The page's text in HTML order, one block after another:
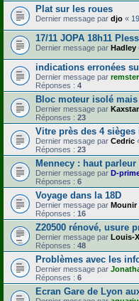
Plat sur les roues
Dernier message par djo «
17/11 JOPA 18h11
Dernier message par Hadley
indications erronées
Dernier message par remster
Réponses : 4
Bloc moteur isolé
Dernier message par
Réponses : 23
Vitre près des 4 sièges
Dernier message par Cedric
Réponses : 23
Mennecy : haut parleur
Dernier message par D-
Réponses : 6
Voyage dans la 18D
Dernier message par Mounir
Réponses : 16
Z20500 rénové, usure
Dernier message par Louis-
Réponses : 48
Problèmes avec les
Dernier message par
Réponses : 6
Ecran Gare de Lyon